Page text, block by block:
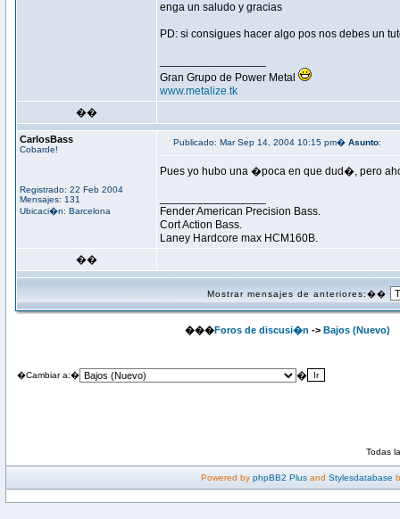
enga un saludo y gracias
PD: si consigues hacer algo pos nos debes un
Gran Grupo de Power Metal
www.metalize.tk
��
CarlosBass
Cobarde!
Registrado: 22 Feb 2004
Mensajes: 131
Ubicaci�n: Barcelona
Publicado: Mar Sep 14, 2004 10:15 pm� Asunto:
Pues yo hubo una �poca en que dud�, pero
Fender American Precision Bass.
Cort Action Bass.
Laney Hardcore max HCM160B.
��
Mostrar mensajes de anteriores:��
���Foros de discusi�n -> Bajos (Nuevo)
�Cambiar a:� �
Todas
Powered by phpBB2 Plus and Stylesdatabase